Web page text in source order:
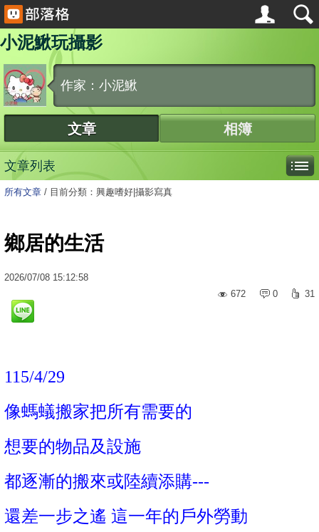
小泥鰍玩攝影
作家：小泥鰍
文章 相簿
文章列表
所有文章 / 目前分類：興趣嗜好|攝影寫真
鄉居的生活
2026/07/08 15:12:58
672
0 31
115/4/29
像螞蟻搬家把所有需要的
想要的物品及設施
都逐漸的搬來或陸續添購---
還差一步之遙 這一年的戶外勞動